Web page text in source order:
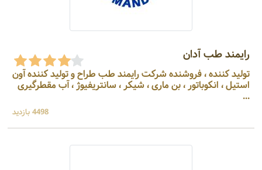
رایمند طب آدان
تولید کننده ، فروشنده شرکت رایمند طب طراح و تولید کننده آون
استیل ، انکوباتور ، بن ماری ، شیکر ، سانتریفیوژ ، آب مقطرگیری
...
4498 بازدید